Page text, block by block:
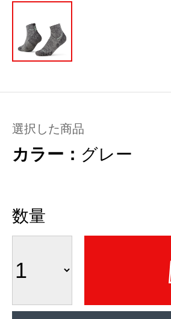
選択した商品
カラー： グレー
数量